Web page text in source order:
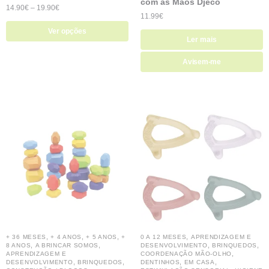
14.90€ – 19.90€
Ver opções
11.99€
Ler mais
Avisem-me
+ 36 MESES ,+ 4 ANOS ,+ 5 ANOS ,+
8 ANOS
A BRINCAR SOMOS
APRENDIZAGEM E
DESENVOLVIMENTO
BRINQUEDOS
0 A 12 MESES
APRENDIZAGEM E
DESENVOLVIMENTO
BRINQUEDOS
COORDENAÇÃO MÃO-OLHO
DENTINHOS EM CASA